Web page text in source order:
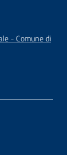
- Comune di